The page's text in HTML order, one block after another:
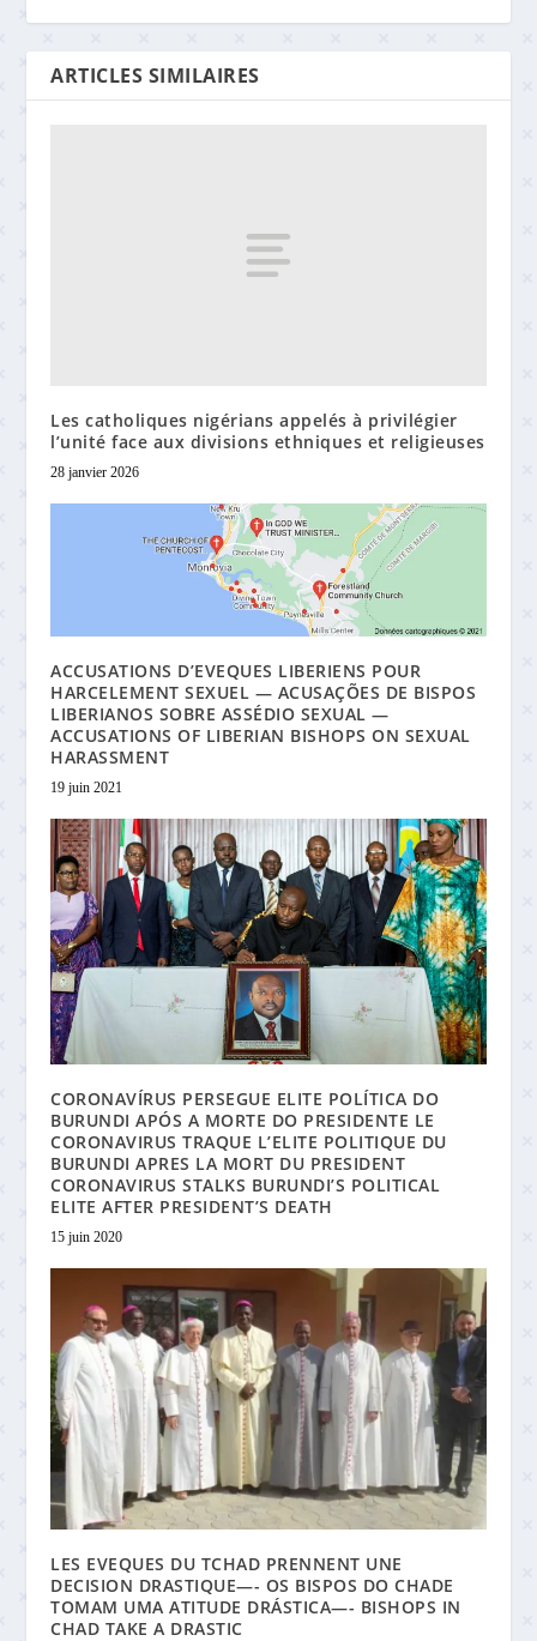
ARTICLES SIMILAIRES
Les catholiques nigérians appelés à privilégier
l’unité face aux divisions ethniques et religieuses
28 janvier 2026
ACCUSATIONS D’EVEQUES LIBERIENS POUR
HARCELEMENT SEXUEL — ACUSAÇÕES DE BISPOS
LIBERIANOS SOBRE ASSÉDIO SEXUAL —
ACCUSATIONS OF LIBERIAN BISHOPS ON SEXUAL
HARASSMENT
19 juin 2021
CORONAVÍRUS PERSEGUE ELITE POLÍTICA DO
BURUNDI APÓS A MORTE DO PRESIDENTE LE
CORONAVIRUS TRAQUE L’ELITE POLITIQUE DU
BURUNDI APRES LA MORT DU PRESIDENT
CORONAVIRUS STALKS BURUNDI’S POLITICAL
ELITE AFTER PRESIDENT’S DEATH
15 juin 2020
LES EVEQUES DU TCHAD PRENNENT UNE
DECISION DRASTIQUE—- OS BISPOS DO CHADE
TOMAM UMA ATITUDE DRÁSTICA—- BISHOPS IN
CHAD TAKE A DRASTIC